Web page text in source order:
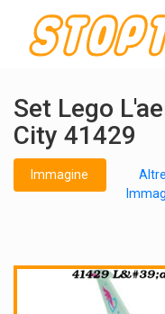
Set Lego
City 41429
Immagine
Altre